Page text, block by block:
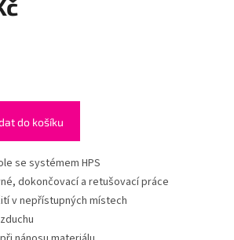
do košíku
se systémem HPS
dokončovací a retušovací práce
v nepřístupných místech